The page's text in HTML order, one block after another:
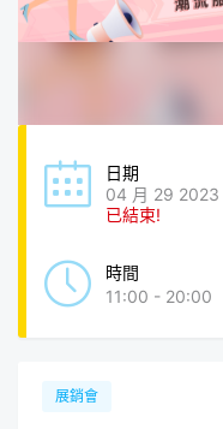
日期
04 月 29
已結束!
時間
11:00 - 20:00
展銷會